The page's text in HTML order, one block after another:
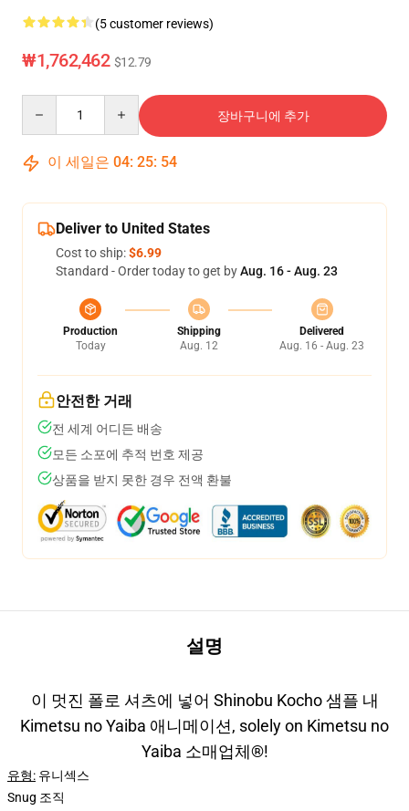
(5 customer reviews)
₩1,762,462 $12.79
장바구니에 추가
이 세일은 04: 25: 54
Deliver to United States
Cost to ship:$6.99
Standard - Order today to get byAug. 16 - Aug. 23
Production
Today
Shipping
Aug. 12
Delivered
Aug. 16 - Aug. 23
안전한 거래
전 세계 어디든 배송
모든 소포에 추적 번호 제공
상품을 받지 못한 경우 전액 환불
설명
이 멋진 폴로 셔츠에 넣어 Shinobu Kocho 샘플 내
Kimetsu no Yaiba 애니메이션, solely on Kimetsu no
Yaiba 소매업체®!
유형: 유니섹스
Snug 조직